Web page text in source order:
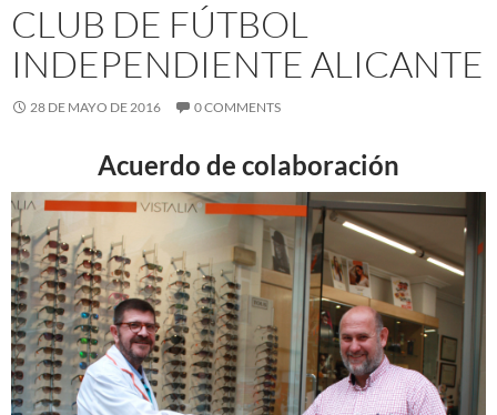
CLUB DE FÚTBOL
INDEPENDIENTE ALICANTE
28 DE MAYO DE 2016 0 COMMENTS
Acuerdo de colaboración